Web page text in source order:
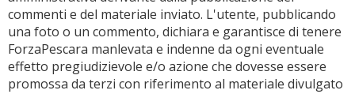
commenti e del materiale inviato. L'utente, pubblicando
una foto o un commento, dichiara e garantisce di tenere
ForzaPescara manlevata e indenne da ogni eventuale
effetto pregiudizievole e/o azione che dovesse essere
promossa da terzi con riferimento al materiale divulgato